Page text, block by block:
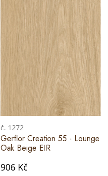
č. 1272
Gerflor Creation 55 - Lounge
Oak Beige EIR
906 Kč